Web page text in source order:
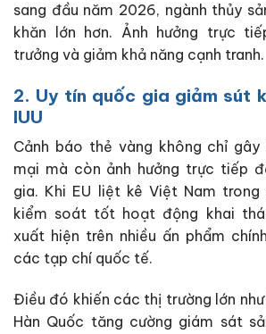
sang đầu năm 2026, ngành thủy
khăn lớn hơn. Ảnh hưởng trực
trưởng và giảm khả năng cạnh tranh.
2. Uy tín quốc gia giảm sút
IUU
Cảnh báo thẻ vàng không chỉ
mại mà còn ảnh hưởng trực tiếp
gia. Khi EU liệt kê Việt Nam trong
kiểm soát tốt hoạt động khai
xuất hiện trên nhiều ấn phẩm
các tạp chí quốc tế.
Điều đó khiến các thị trường lớn như
Hàn Quốc tăng cường giám sát